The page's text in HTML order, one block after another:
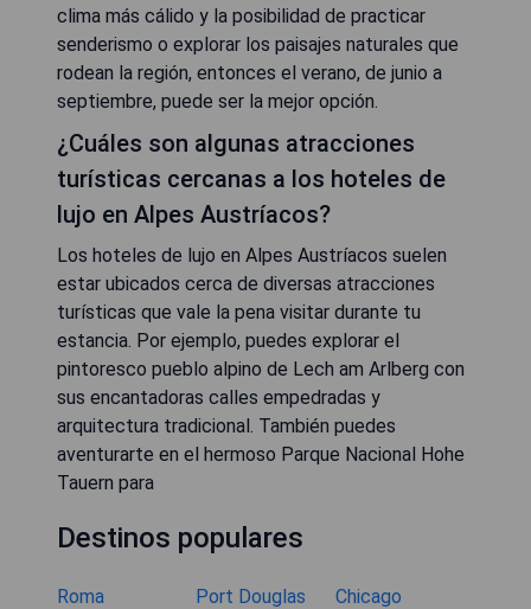
clima más cálido y la posibilidad de practicar
senderismo o explorar los paisajes naturales que
rodean la región, entonces el verano, de junio a
septiembre, puede ser la mejor opción.
¿Cuáles son algunas atracciones
turísticas cercanas a los hoteles de
lujo en Alpes Austríacos?
Los hoteles de lujo en Alpes Austríacos suelen
estar ubicados cerca de diversas atracciones
turísticas que vale la pena visitar durante tu
estancia. Por ejemplo, puedes explorar el
pintoresco pueblo alpino de Lech am Arlberg con
sus encantadoras calles empedradas y
arquitectura tradicional. También puedes
aventurarte en el hermoso Parque Nacional Hohe
Tauern para
Destinos populares
Roma Port Douglas
Chicago